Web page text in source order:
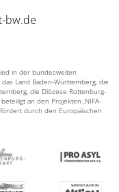
bw.de
in der bundesweiten
Land Baden-Württemberg, die
die Diözese Rottenburg-
an den Projekten ‚NIFA-
durch den Europäischen